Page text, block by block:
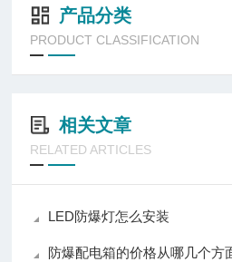
产品分类
PRODUCT CLASSIFICATION
相关文章
RELATED ARTICLES
LED防爆灯怎么安装
防爆配电箱的价格从哪几个方